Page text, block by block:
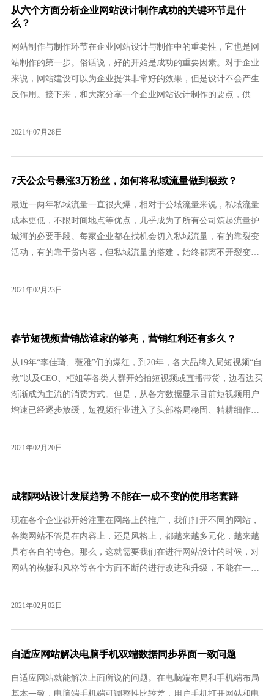
从六个方面分析企业网站设计制作成功的关键环节是什
么？
网站制作与制作环节在企业网站设计与制作中的重要性，它也是网
站制作的第一步。俗话说，好的开始是成功的重要因素。对于企业
来说，网站建设可以为企业提供非常好的效果，但是设计不会产生
反作用。接下来，和大家分享一个企业网站设计制作的要点，供大
定位策略不同，但需要服务的消费群体基本不同，品牌网站的结构
2021年07月28日
7天公众号暴涨3万粉丝，如何将私域流量做到极致？
最近一两年私域流量一直很火爆，相对于公域流量来说，私域流量
成本更低，不限时间地点等优点，几乎成为了所有公司筑起流量护
城河的必要手段。每家企业都在找机会切入私域流量，有的靠裂变
活动，有的靠干货内容，但私域流量的搭建，始终都离不开裂变。
额突破9287万元的记录。母婴企业孩子王通过搭建自己的私域流量
2021年02月23日
春节短视频营销战谁家的够亮，营销红利还有多久？
从19年“李佳琦、薇雅”们的爆红，到20年，各大品牌入局短视频“自
救”以及CEO、柜姐等各类人群开始拍短视频或直播带货，边看边买
渐渐成为主流的消费方式。但是，从各方数据显示目前短视频用户
增速已经逐步放缓，短视频行业进入了头部格局稳固、精耕细作的
2021年02月20日
成都网站设计发展趋势 不能在一成不变的使用老套路
现在各个企业都开始注重在网络上的推广，我们打开不同的网站，
各类网站不管是在内容上，还是风格上，都越来越多元化，越来越
具有各自的特色。那么，这就需要我们在进行网站设计的时候，对
网站的模板和风格等各个方面不断的进行改进和升级，不能在一成
2021年02月02日
自适应网站解决电脑手机双端数据同步界面一致问题
自适应网站就能解决上面所说的问题。在电脑端布局和手机端布局
基本一致，电脑端手机端可调整性比较差，用户手机打开网站和电